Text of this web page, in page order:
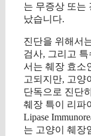
는 무증상 또는
났습니다.
진단을 위해서
검사, 그리고
서는 췌장 효소
고되지만, 고양
단독으로 진단
췌장 특이 리파
Lipase
는 고양이 췌장